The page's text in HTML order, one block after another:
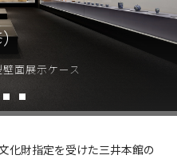
面展示ケース
化財指定を受けた三井本館の